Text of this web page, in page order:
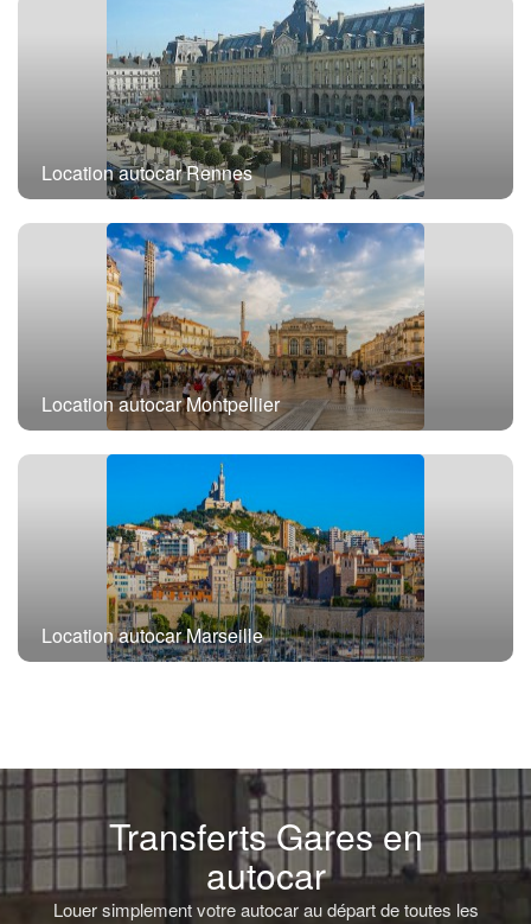
Location autocar Rennes
Location autocar Montpellier
Location autocar Marseille
Transferts Gares en
autocar
Louer simplement votre autocar au départ de toutes les